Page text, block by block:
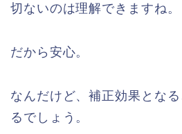
切ないのは理解できますね。
だから安心。
なんだけど、補正効果とな
るでしょう。